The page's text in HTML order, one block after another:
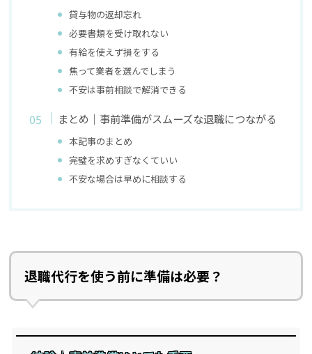
貸与物の返却忘れ
必要書類を受け取れない
有給を使えず損をする
焦って業者を選んでしまう
不安は事前相談で解消できる
まとめ｜事前準備がスムーズな退職につながる
本記事のまとめ
完璧を求めすぎなくていい
不安な場合は早めに相談する
退職代行を使う前に準備は必要？